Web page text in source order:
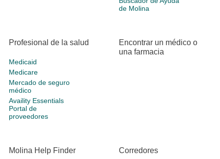
de Molina
Profesional de la salud
Medicaid
Medicare
Mercado de seguro
médico
Availity Essentials
Portal de
proveedores
Encontrar un médico o
una farmacia
Molina Help Finder Corredores